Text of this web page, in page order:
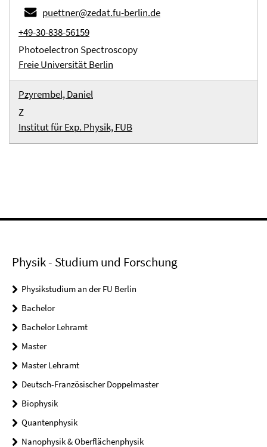
puettner@zedat.fu-berlin.de
+49-30-838-56159
Photoelectron Spectroscopy
Freie Universität Berlin
Pzyrembel, Daniel
Z
Institut für Exp. Physik, FUB
Physik - Studium und Forschung
Physikstudium an der FU Berlin
Bachelor
Bachelor Lehramt
Master
Master Lehramt
Deutsch-Französischer Doppelmaster
Biophysik
Quantenphysik
Nanophysik & Oberflächenphysik